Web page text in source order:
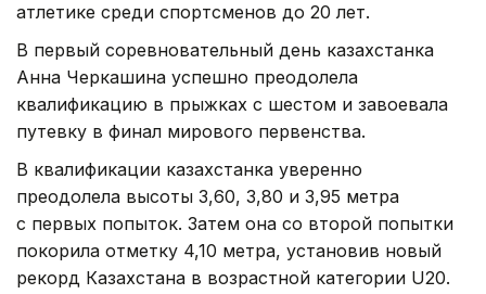
атлетике среди спортсменов до 20 лет.
В первый соревновательный день казахстанка
Анна Черкашина успешно преодолела
квалификацию в прыжках с шестом и завоевала
путевку в финал мирового первенства.
В квалификации казахстанка уверенно
преодолела высоты 3,60, 3,80 и 3,95 метра
с первых попыток. Затем она со второй попытки
покорила отметку 4,10 метра, установив новый
рекорд Казахстана в возрастной категории U20.